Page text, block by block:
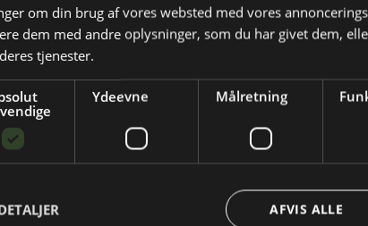
almene boliger i Bramming
Kaospilot skal skabe
arkitektledere i Aarhus
Konkurser i byggeriet (Uge
9 ud af 10: Stop links i e-
Dansk AI-platform dyster
overvågning til isproduktion
om din brug af vores websted med vores
dem med andre oplysninger, som du har givet dem,
tjenester.
Ydeevne Målretning
AFVIS ALLE